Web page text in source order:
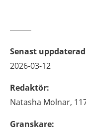
Senast uppdaterad
2026-03-12
Redaktör:
Natasha Molnar,
Granskare: